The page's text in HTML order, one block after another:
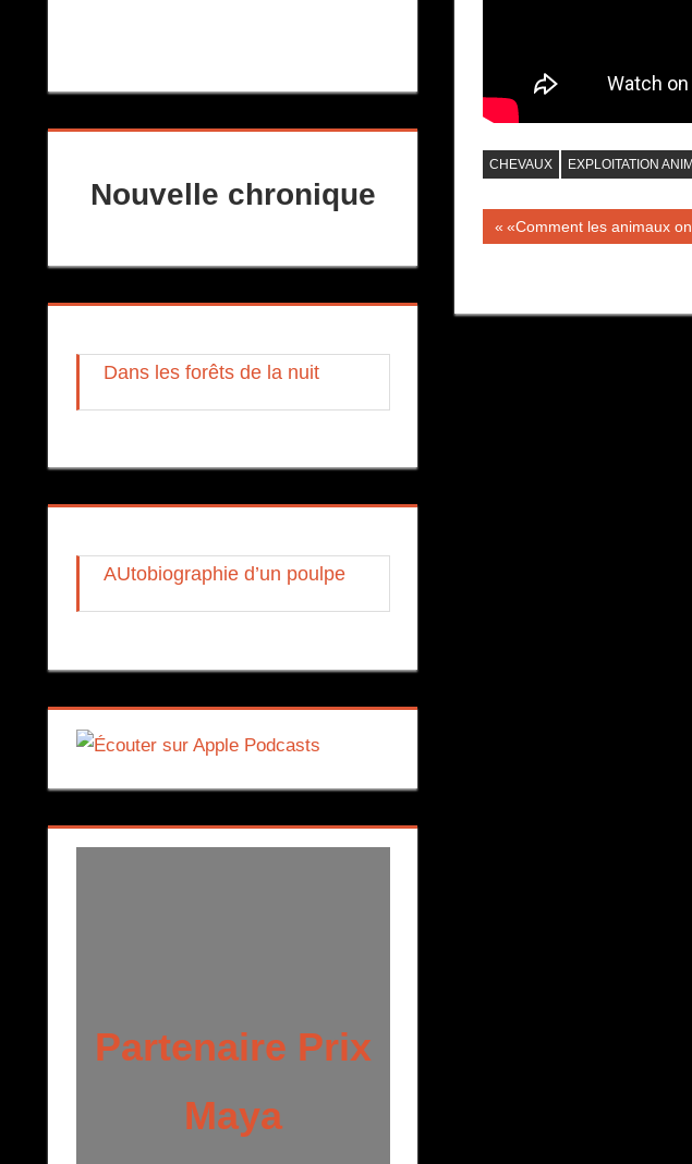
CHEVAUX EXPLOITATION
Navigation
l’article
Publication
«Comment les animaux
Nouvelle chronique
Dans les forêts de la nuit
AUtobiographie d’un poulpe
Partenaire Prix
Maya